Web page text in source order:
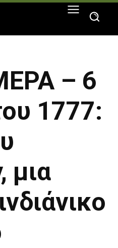
– 6
1777:
μια